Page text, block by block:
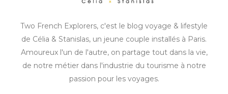
Two French Explorers, c'est le blog voyage & lifestyle
de Célia & Stanislas, un jeune couple installés à Paris.
Amoureux l'un de l'autre, on partage tout dans la vie,
de notre métier dans l'industrie du tourisme à notre
passion pour les voyages.